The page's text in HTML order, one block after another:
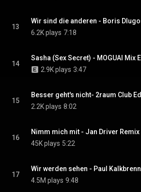
13
Wir sind die anderen - Boris
6.2K plays 7:18
14
Sasha (Sex Secret) - MOGUAI Mix
2.9K plays 3:47
15
Besser geht's nicht- 2raum Club
2.2K plays 8:02
16
Nimm mich mit - Jan Driver Remix
45K plays 5:22
17
Wir werden sehen - Paul
4.5M plays 9:48